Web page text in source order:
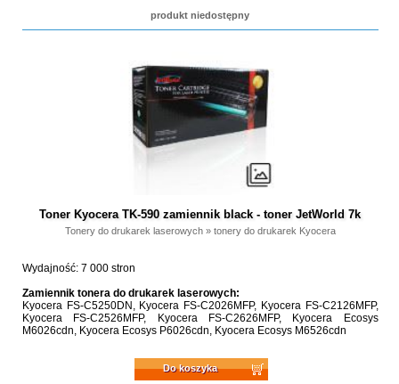
produkt niedostępny
Toner Kyocera TK-590 zamiennik black - toner JetWorld 7k
Tonery do drukarek laserowych» tonery do drukarek Kyocera
Wydajność: 7 000 stron
Zamiennik tonera do drukarek laserowych:
Kyocera FS-C5250DN, Kyocera FS-C2026MFP, Kyocera FS-C2126MFP,
Kyocera FS-C2526MFP, Kyocera FS-C2626MFP, Kyocera Ecosys
M6026cdn, Kyocera Ecosys P6026cdn, Kyocera Ecosys M6526cdn
Do koszyka